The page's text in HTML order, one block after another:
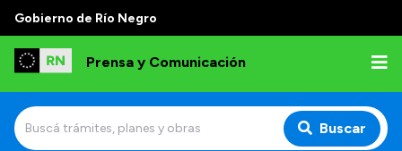
Gobierno de Río Negro
Prensa y Comunicación
Buscar